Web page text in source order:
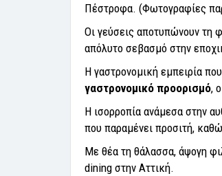
Πέστροφα. (Φωτογραφίες
Οι γεύσεις αποτυπώνουν τη
απόλυτο σεβασμό στην
Η γαστρονομική εμπειρία
γαστρονομικό προορισμό,
Η ισορροπία ανάμεσα στην
που παραμένει προσιτή,
Με θέα τη θάλασσα, άψογη
dining στην Αττική.